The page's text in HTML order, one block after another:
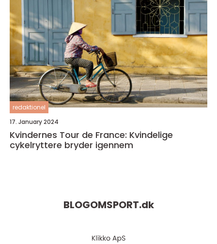
redaktionel
17. January 2024
Kvindernes Tour de France: Kvindelige
cykelryttere bryder igennem
BLOGOMSPORT.dk